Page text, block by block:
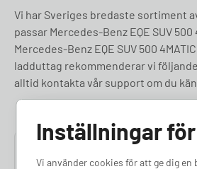
Vi har Sveriges bredaste sortiment
passar Mercedes-Benz EQE SUV
Mercedes-Benz EQE SUV 500
ladduttag rekommenderar vi
alltid kontakta vår support om du
Inställningar
Vi använder cookies för att ge dig en